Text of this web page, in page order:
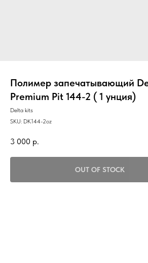
Полимер запечатывающий
Premium Pit 144-2 ( 1 унция)
Delta kits
SKU: DK144-2oz
3 000 р.
OUT OF STOCK